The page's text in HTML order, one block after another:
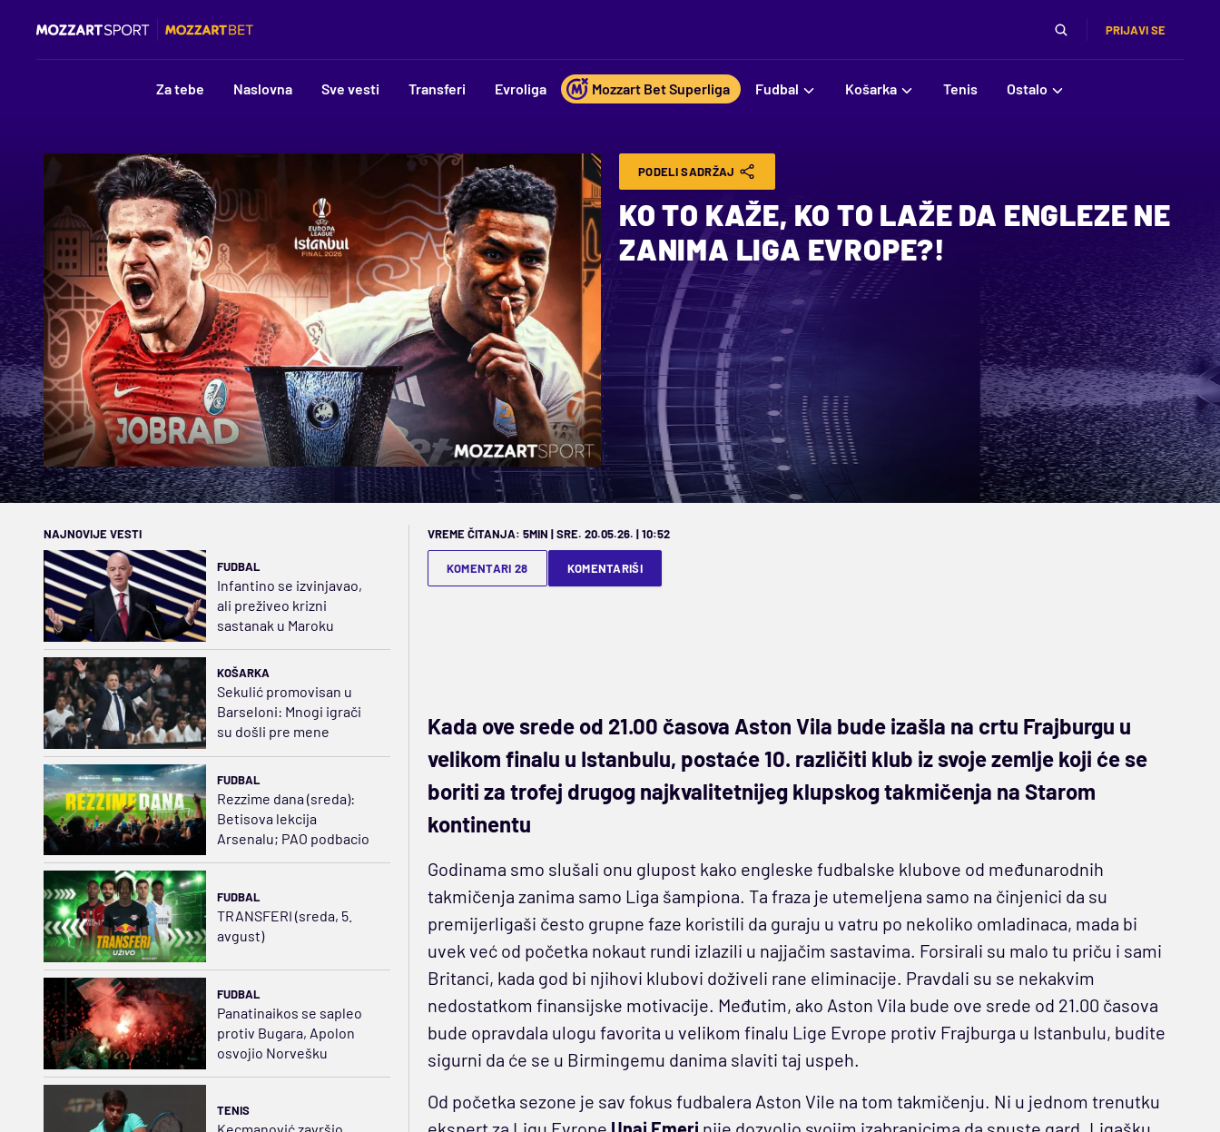
PRIJAVI SE
Za tebe Naslovna Sve vesti Transferi Evroliga Mozzart Bet Superliga Fudbal Košarka Tenis Ostalo
PODELI SADRŽAJ
KO TO KAŽE, KO TO LAŽE DA ENGLEZE NE
ZANIMA LIGA EVROPE?!
NAJNOVIJE VESTI
FUDBAL
Infantino se izvinjavao,
ali preživeo krizni
sastanak u Maroku
KOŠARKA
Sekulić promovisan u
Barseloni: Mnogi igrači
su došli pre mene
FUDBAL
Rezzime dana (sreda):
Betisova lekcija
Arsenalu; PAO podbacio
FUDBAL
TRANSFERI (sreda, 5.
avgust)
FUDBAL
Panatinaikos se sapleo
protiv Bugara, Apolon
osvojio Norvešku
TENIS
VREME ČITANJA: 5MIN | SRE. 20.05.26. | 10:52
KOMENTARI 28 KOMENTARIŠI
Kada ove srede od 21.00 časova Aston Vila bude izašla na crtu Frajburgu u
velikom finalu u Istanbulu, postaće 10. različiti klub iz svoje zemlje koji će se
boriti za trofej drugog najkvalitetnijeg klupskog takmičenja na Starom
kontinentu
Godinama smo slušali onu glupost kako engleske fudbalske klubove od međunarodnih
takmičenja zanima samo Liga šampiona. Ta fraza je utemeljena samo na činjenici da su
premijerligaši često grupne faze koristili da guraju u vatru po nekoliko omladinaca, mada bi
uvek već od početka nokaut rundi izlazili u najjačim sastavima. Forsirali su malo tu priču i sami
Britanci, kada god bi njihovi klubovi doživeli rane eliminacije. Pravdali su se nekakvim
nedostatkom finansijske motivacije. Međutim, ako Aston Vila bude ove srede od 21.00 časova
bude opravdala ulogu favorita u velikom finalu Lige Evrope protiv Frajburga u Istanbulu, budite
sigurni da će se u Birmingemu danima slaviti taj uspeh.
Od početka sezone je sav fokus fudbalera Aston Vile na tom takmičenju. Ni u jednom trenutku